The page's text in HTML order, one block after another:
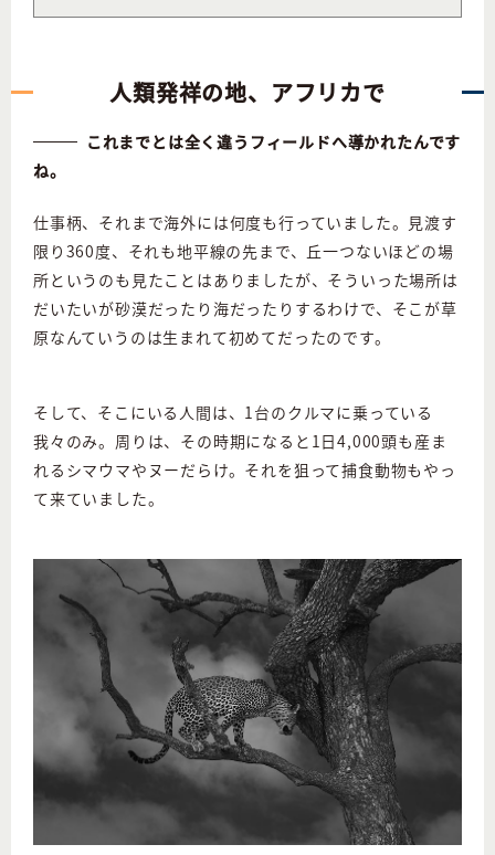
人類発祥の地、アフリカで
これまでとは全く違うフィールドへ導かれたんです
ね。
仕事柄、それまで海外には何度も行っていました。見渡す
限り360度、それも地平線の先まで、丘一つないほどの場
所というのも見たことはありましたが、そういった場所は
だいたいが砂漠だったり海だったりするわけで、そこが草
原なんていうのは生まれて初めてだったのです。
そして、そこにいる人間は、1台のクルマに乗っている
我々のみ。周りは、その時期になると1日4,000頭も産ま
れるシマウマやヌーだらけ。それを狙って捕食動物もやっ
て来ていました。